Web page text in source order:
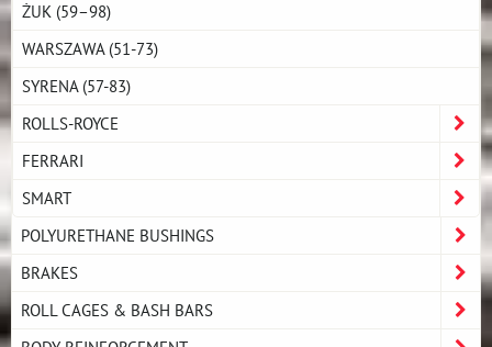
ŻUK (59–98)
WARSZAWA (51-73)
SYRENA (57-83)
ROLLS-ROYCE
FERRARI
SMART
POLYURETHANE BUSHINGS
BRAKES
ROLL CAGES & BASH BARS